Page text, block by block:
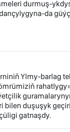
durmuş-
da
Ylmy-barlag
bilen duşuşyk
gatnaşdy.